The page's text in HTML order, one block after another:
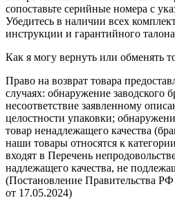
сопоставьте серийные номера с
Убедитесь в наличии всех
инструкции и гарантийного
Как я могу вернуть или обменять
Право на возврат товара
случаях: обнаружение заводского
несоответствие заявленному
целостности упаковки;
товар ненадлежащего качества
наши товары относятся к
входят в Перечень
надлежащего качества, не
(Постановление Правительства
от 17.05.2024)